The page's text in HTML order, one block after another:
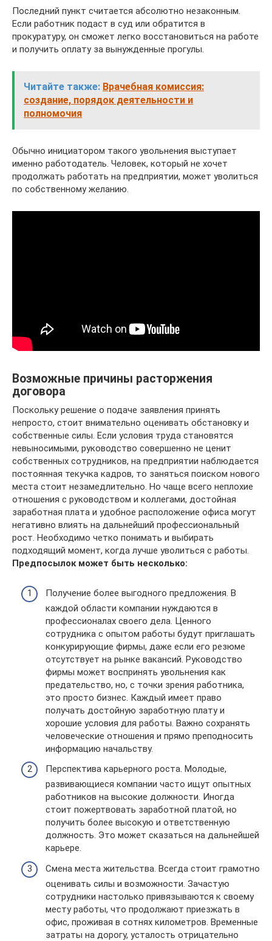
Последний пункт считается абсолютно незаконным.
Если работник подаст в суд или обратится в
прокуратуру, он сможет легко восстановиться на работе
и получить оплату за вынужденные прогулы.
Читайте также: Врачебная комиссия:
создание, порядок деятельности и
полномочия
Обычно инициатором такого увольнения выступает
именно работодатель. Человек, который не хочет
продолжать работать на предприятии, может уволиться
по собственному желанию.
Возможные причины расторжения
договора
Поскольку решение о подаче заявления принять
непросто, стоит внимательно оценивать обстановку и
собственные силы. Если условия труда становятся
невыносимыми, руководство совершенно не ценит
собственных сотрудников, на предприятии наблюдается
постоянная текучка кадров, то заняться поиском нового
места стоит незамедлительно. Но чаще всего неплохие
отношения с руководством и коллегами, достойная
заработная плата и удобное расположение офиса могут
негативно влиять на дальнейший профессиональный
рост. Необходимо четко понимать и выбирать
подходящий момент, когда лучше уволиться с работы.
Предпосылок может быть несколько:
Получение более выгодного предложения. В
каждой области компании нуждаются в
профессионалах своего дела. Ценного
сотрудника с опытом работы будут приглашать
конкурирующие фирмы, даже если его резюме
отсутствует на рынке вакансий. Руководство
фирмы может воспринять увольнения как
предательство, но, с точки зрения работника,
это просто бизнес. Каждый имеет право
получать достойную заработную плату и
хорошие условия для работы. Важно сохранять
человеческие отношения и прямо преподносить
информацию начальству.
Перспектива карьерного роста. Молодые,
развивающиеся компании часто ищут опытных
работников на высокие должности. Иногда
стоит пожертвовать заработной платой, но
получить более высокую и ответственную
должность. Это может сказаться на дальнейшей
карьере.
Смена места жительства. Всегда стоит грамотно
оценивать силы и возможности. Зачастую
сотрудники настолько привязываются к своему
месту работы, что продолжают приезжать в
офис, проживая в сотнях километров. Временные
затраты на дорогу, усталость отрицательно